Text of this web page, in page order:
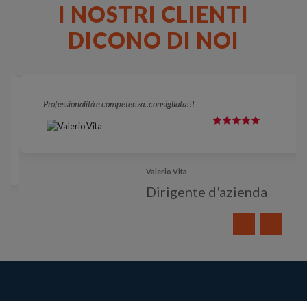
I NOSTRI CLIENTI
DICONO DI NOI
Professionalità e competenza..consigliata!!!
Valerio Vita
Dirigente d'azienda